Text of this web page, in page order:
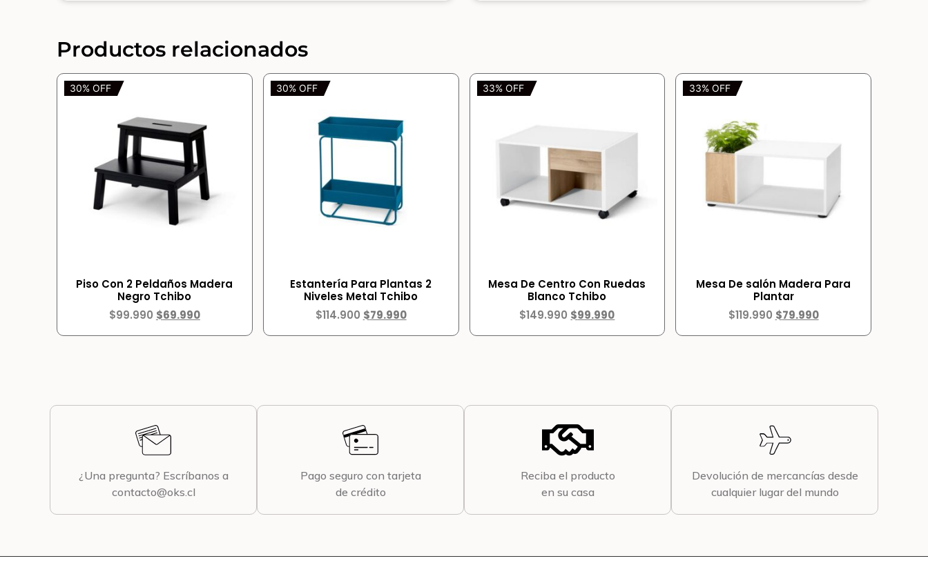
Productos relacionados
30% OFF
Piso Con 2 Peldaños Madera
Negro Tchibo
$99.990 $69.990
30% OFF
Estantería Para Plantas 2
Niveles Metal Tchibo
$114.900 $79.990
33% OFF
Mesa De Centro Con Ruedas
Blanco Tchibo
$149.990 $99.990
33% OFF
Mesa De salón Madera Para
Plantar
$119.990 $79.990
¿Una pregunta? Escríbanos a
contacto@oks.cl
Pago seguro con tarjeta
de crédito
Reciba el producto
en su casa
Devolución de mercancías desde
cualquier lugar del mundo